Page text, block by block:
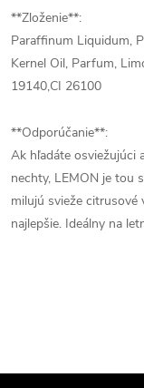
**Zloženie**:
Paraffinum Liquidum,
Kernel Oil, Parfum,
19140,CI 26100
**Odporúčanie**:
Ak hľadáte osviežujúci
nechty, LEMON je tou
milujú svieže
najlepšie. Ideálny na